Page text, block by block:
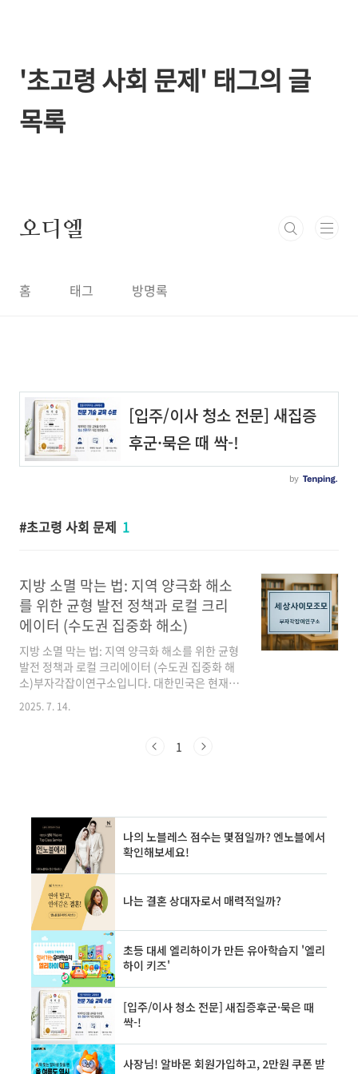
'초고령 사회 문제' 태그의 글
목록
오디엘
홈 태그 방명록
초고령 사회 문제 1
지방 소멸 막는 법: 지역 양극화 해소
를 위한 균형 발전 정책과 로컬 크리
에이터 (수도권 집중화 해소)
지방 소멸 막는 법: 지역 양극화 해소를 위한 균형
발전 정책과 로컬 크리에이터 (수도권 집중화 해
소)부자각잡이연구소입니다. 대한민국은 현재
심각한 **지역 불균형** 문제에 직면해 있습니
다. 인구는 **수도권 집중화**를 가속화하고, 지
한 위기에 처해 있습니다. 청년들은 일자리를 찾
발전 정책**의 중요성과 새로운 성장 동력으로
부상하는 **로컬 크리에이터**의 역할을 심층적
으로 분석하고자 합니다. **수도권 집중화 해소
**를 넘어, 모든 지역이 고유한 가치를 발견하
2025. 7. 14.
1